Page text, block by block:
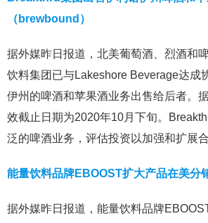
（brewbound）
据外媒昨日报道，北美葡萄酒、烈酒和
饮料集团已与Lakeshore Beverage达成
伊州的啤酒和苹果酒业务出售给后者。
效截止日期为2020年10月下旬。
泛的啤酒业务，评估投资以加强和扩展
能量饮料品牌EBOOST扩大产品在美分
据外媒昨日报道，能量饮料品牌